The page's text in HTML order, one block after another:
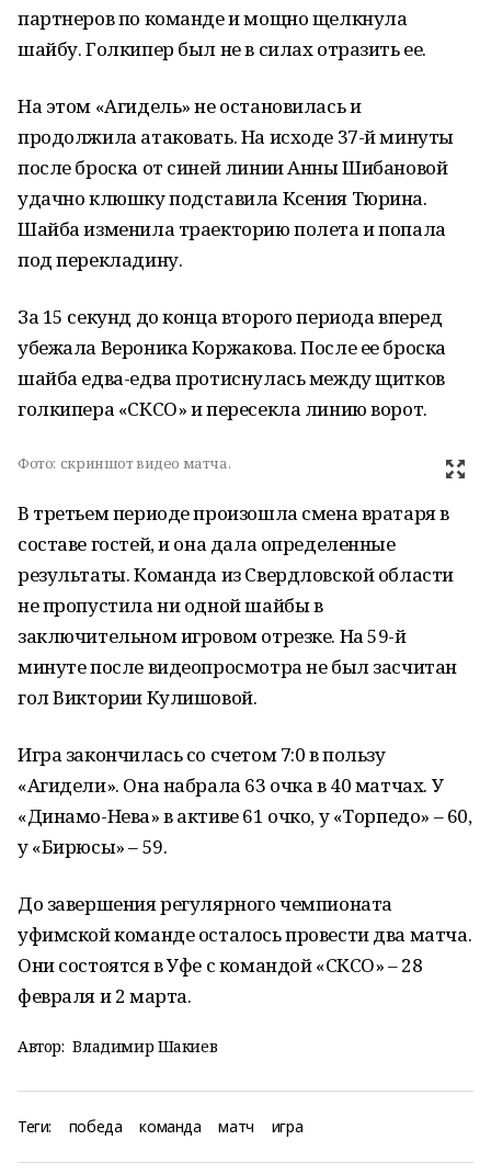
партнеров по команде и мощно щелкнула
шайбу. Голкипер был не в силах отразить ее.
На этом «Агидель» не остановилась и
продолжила атаковать. На исходе 37-й минуты
после броска от синей линии Анны Шибановой
удачно клюшку подставила Ксения Тюрина.
Шайба изменила траекторию полета и попала
под перекладину.
За 15 секунд до конца второго периода вперед
убежала Вероника Коржакова. После ее броска
шайба едва-едва протиснулась между щитков
голкипера «СКСО» и пересекла линию ворот.
Фото: скриншот видео матча.
В третьем периоде произошла смена вратаря в
составе гостей, и она дала определенные
результаты. Команда из Свердловской области
не пропустила ни одной шайбы в
заключительном игровом отрезке. На 59-й
минуте после видеопросмотра не был засчитан
гол Виктории Кулишовой.
Игра закончилась со счетом 7:0 в пользу
«Агидели». Она набрала 63 очка в 40 матчах. У
«Динамо-Нева» в активе 61 очко, у «Торпедо» – 60,
у «Бирюсы» – 59.
До завершения регулярного чемпионата
уфимской команде осталось провести два матча.
Они состоятся в Уфе с командой «СКСО» – 28
февраля и 2 марта.
Автор: Владимир Шакиев
Теги: победа команда матч игра